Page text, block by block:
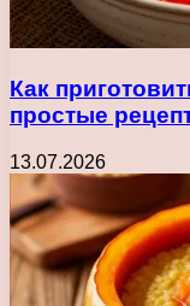
Как
простые
13.07.2026